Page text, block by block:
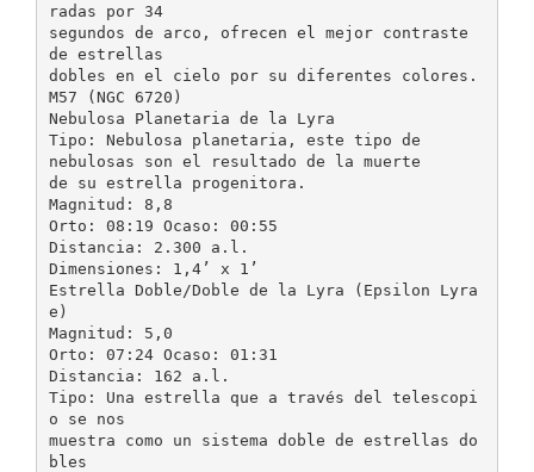
radas por 34
segundos de arco, ofrecen el mejor contraste
de estrellas
dobles en el cielo por su diferentes colores.
M57 (NGC 6720)
Nebulosa Planetaria de la Lyra
Tipo: Nebulosa planetaria, este tipo de
nebulosas son el resultado de la muerte
de su estrella progenitora.
Magnitud: 8,8
Orto: 08:19 Ocaso: 00:55
Distancia: 2.300 a.l.
Dimensiones: 1,4’ x 1’
Estrella Doble/Doble de la Lyra (Epsilon Lyra
e)
Magnitud: 5,0
Orto: 07:24 Ocaso: 01:31
Distancia: 162 a.l.
Tipo: Una estrella que a través del telescopi
o se nos
muestra como un sistema doble de estrellas do
bles